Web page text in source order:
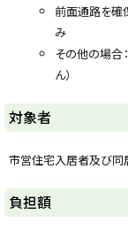
前面通路を確
み
その他の場合
ん）
ト
ッ
プ
戻
る
対象者
市営住宅入居者及び同
ト
ッ
負担額